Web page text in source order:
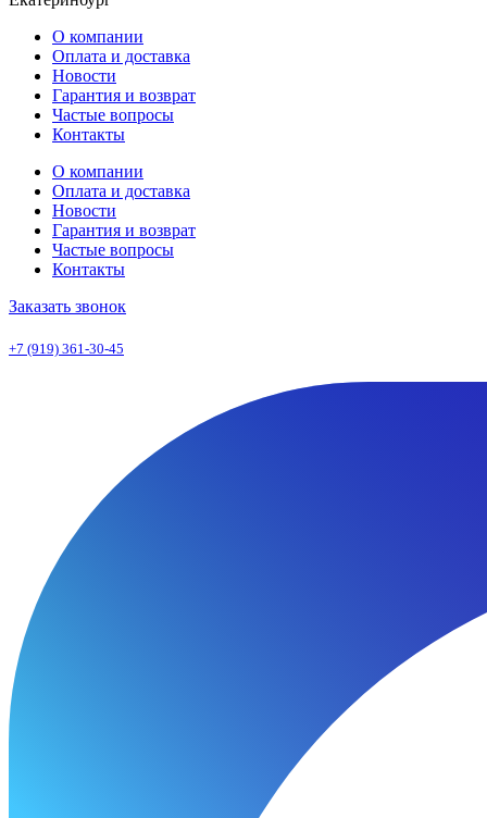
О компании
Оплата и доставка
Новости
Гарантия и возврат
Частые вопросы
Контакты
О компании
Оплата и доставка
Новости
Гарантия и возврат
Частые вопросы
Контакты
Заказать звонок
+7 (919) 361-30-45